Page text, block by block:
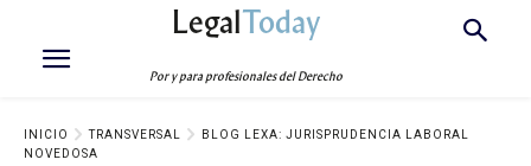
LegalToday
Por y para profesionales del Derecho
INICIO TRANSVERSAL
BLOG LEXA: JURISPRUDENCIA LABORAL
NOVEDOSA